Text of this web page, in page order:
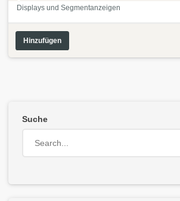
Displays und Segmentanzeigen
Hinzufügen
Suche